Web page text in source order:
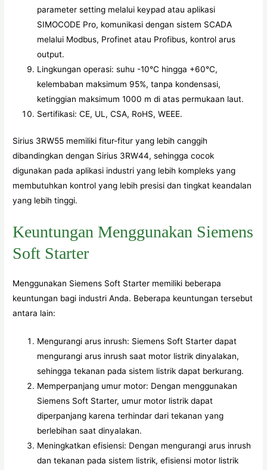
parameter setting melalui keypad atau aplikasi
SIMOCODE Pro, komunikasi dengan sistem SCADA
melalui Modbus, Profinet atau Profibus, kontrol arus
output.
Lingkungan operasi: suhu -10°C hingga +60°C,
kelembaban maksimum 95%, tanpa kondensasi,
ketinggian maksimum 1000 m di atas permukaan laut.
Sertifikasi: CE, UL, CSA, RoHS, WEEE.
Sirius 3RW55 memiliki fitur-fitur yang lebih canggih
dibandingkan dengan Sirius 3RW44, sehingga cocok
digunakan pada aplikasi industri yang lebih kompleks yang
membutuhkan kontrol yang lebih presisi dan tingkat keandalan
yang lebih tinggi.
Keuntungan Menggunakan Siemens
Soft Starter
Menggunakan Siemens Soft Starter memiliki beberapa
keuntungan bagi industri Anda. Beberapa keuntungan tersebut
antara lain:
Mengurangi arus inrush: Siemens Soft Starter dapat
mengurangi arus inrush saat motor listrik dinyalakan,
sehingga tekanan pada sistem listrik dapat berkurang.
Memperpanjang umur motor: Dengan menggunakan
Siemens Soft Starter, umur motor listrik dapat
diperpanjang karena terhindar dari tekanan yang
berlebihan saat dinyalakan.
Meningkatkan efisiensi: Dengan mengurangi arus inrush
dan tekanan pada sistem listrik, efisiensi motor listrik